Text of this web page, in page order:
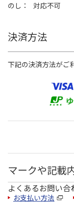
のし
対応不可
決済方法
下記の決済方法がご
マークや記載
よくあるお問い合
お支払い方法